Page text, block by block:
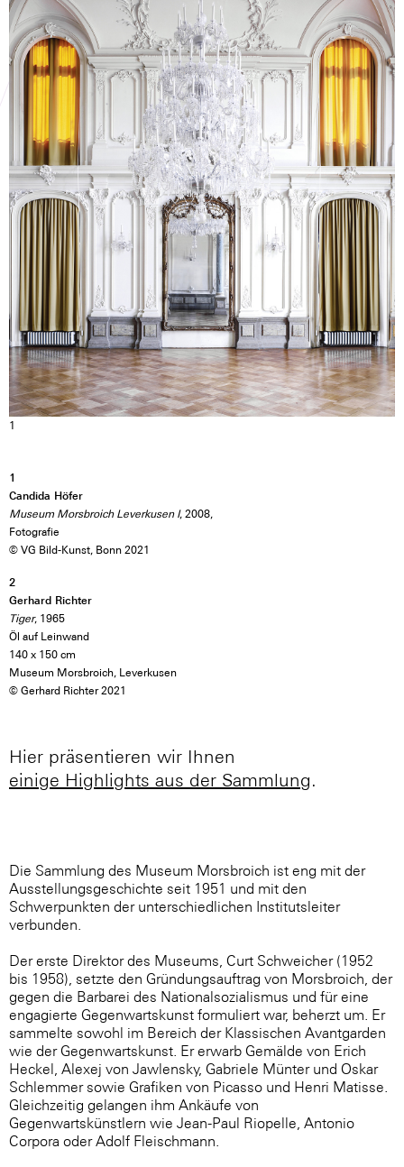
1
1
Candida Höfer
Museum Morsbroich Leverkusen I, 2008,
Fotografie
© VG Bild-Kunst, Bonn 2021
2
Gerhard Richter
Tiger, 1965
Öl auf Leinwand
140 x 150 cm
Museum Morsbroich, Leverkusen
© Gerhard Richter 2021
Hier präsentieren wir Ihnen
einige Highlights aus der Sammlung.
Die Sammlung des Museum Morsbroich ist eng mit der
Ausstellungsgeschichte seit 1951 und mit den
Schwerpunkten der unterschiedlichen Institutsleiter
verbunden.
Der erste Direktor des Museums, Curt Schweicher (1952
bis 1958), setzte den Gründungsauftrag von Morsbroich, der
gegen die Barbarei des Nationalsozialismus und für eine
engagierte Gegenwartskunst formuliert war, beherzt um. Er
sammelte sowohl im Bereich der Klassischen Avantgarden
wie der Gegenwartskunst. Er erwarb Gemälde von Erich
Heckel, Alexej von Jawlensky, Gabriele Münter und Oskar
Schlemmer sowie Grafiken von Picasso und Henri Matisse.
Gleichzeitig gelangen ihm Ankäufe von
Gegenwartskünstlern wie Jean-Paul Riopelle, Antonio
Corpora oder Adolf Fleischmann.